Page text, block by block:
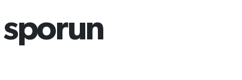
sporun